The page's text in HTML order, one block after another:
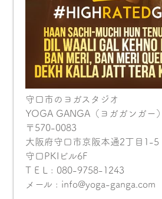
守口市のヨガスタジオ
YOGA GANGA（ヨガガンガー）
〒570-0083
大阪府守口市京阪本通2丁目1-5
守口PKIビル6F
T E L : 080-9758-1243
メール : info@yoga-ganga.com